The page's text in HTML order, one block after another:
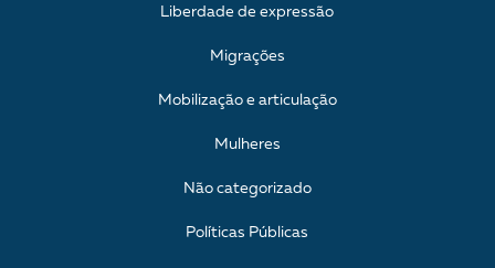
Liberdade de expressão
Migrações
Mobilização e articulação
Mulheres
Não categorizado
Políticas Públicas